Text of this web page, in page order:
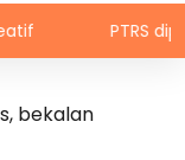
PTRS
bekalan